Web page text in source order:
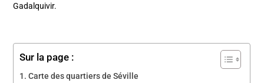
Gadalquivir.
Sur la page :
Carte des quartiers de Séville